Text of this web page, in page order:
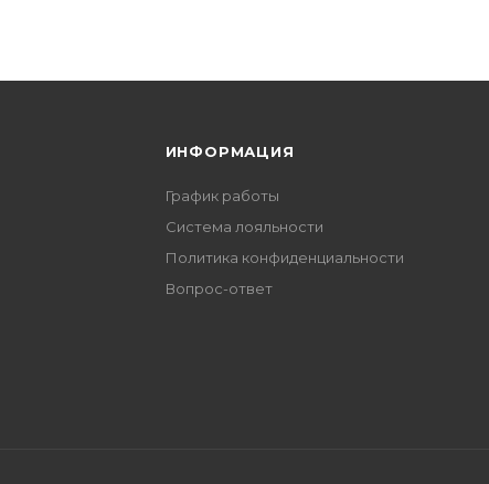
ИНФОРМАЦИЯ
График работы
Система лояльности
Политика конфиденциальности
Вопрос-ответ